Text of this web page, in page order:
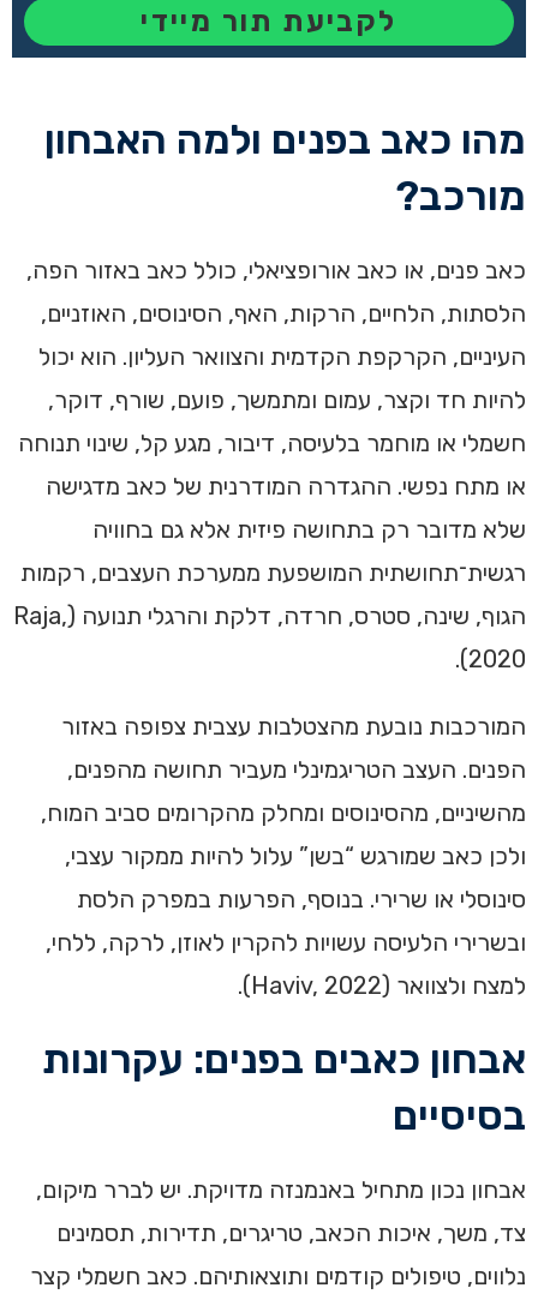
לקביעת תור מיידי
מהו כאב בפנים ולמה האבחון
מורכב?
כאב פנים, או כאב אורופציאלי, כולל כאב באזור הפה,
הלסתות, הלחיים, הרקות, האף, הסינוסים, האוזניים,
העיניים, הקרקפת הקדמית והצוואר העליון. הוא יכול
להיות חד וקצר, עמום ומתמשך, פועם, שורף, דוקר,
חשמלי או מוחמר בלעיסה, דיבור, מגע קל, שינוי תנוחה
או מתח נפשי. ההגדרה המודרנית של כאב מדגישה
שלא מדובר רק בתחושה פיזית אלא גם בחוויה
רגשית־תחושתית המושפעת ממערכת העצבים, רקמות
הגוף, שינה, סטרס, חרדה, דלקת והרגלי תנועה (Raja,
2020).
המורכבות נובעת מהצטלבות עצבית צפופה באזור
הפנים. העצב הטריגמינלי מעביר תחושה מהפנים,
מהשיניים, מהסינוסים ומחלק מהקרומים סביב המוח,
ולכן כאב שמורגש “בשן” עלול להיות ממקור עצבי,
סינוסלי או שרירי. בנוסף, הפרעות במפרק הלסת
ובשרירי הלעיסה עשויות להקרין לאוזן, לרקה, ללחי,
למצח ולצוואר (Haviv, 2022).
אבחון כאבים בפנים: עקרונות
בסיסיים
אבחון נכון מתחיל באנמנזה מדויקת. יש לברר מיקום,
צד, משך, איכות הכאב, טריגרים, תדירות, תסמינים
נלווים, טיפולים קודמים ותוצאותיהם. כאב חשמלי קצר